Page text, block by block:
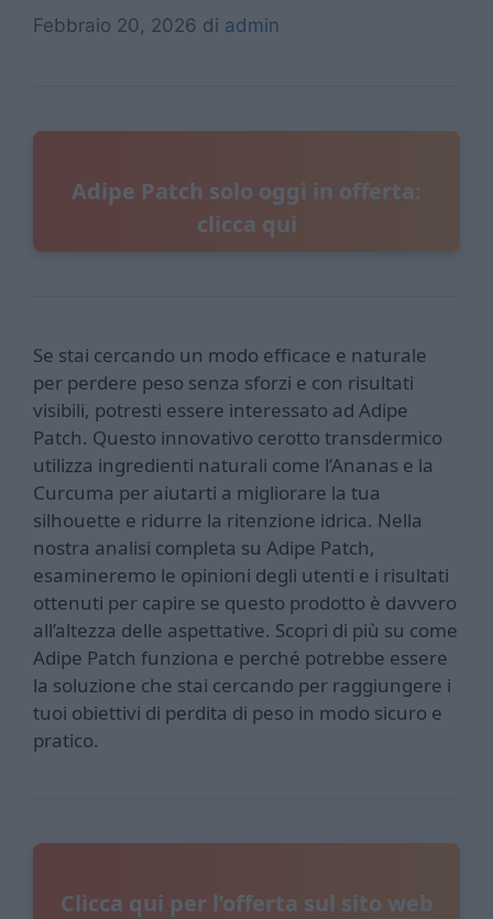
Febbraio 20, 2026 di admin
Adipe Patch solo oggi in offerta:
clicca qui
Se stai cercando un modo efficace e naturale
per perdere peso senza sforzi e con risultati
visibili, potresti essere interessato ad Adipe
Patch. Questo innovativo cerotto transdermico
utilizza ingredienti naturali come l’Ananas e la
Curcuma per aiutarti a migliorare la tua
silhouette e ridurre la ritenzione idrica. Nella
nostra analisi completa su Adipe Patch,
esamineremo le opinioni degli utenti e i risultati
ottenuti per capire se questo prodotto è davvero
all’altezza delle aspettative. Scopri di più su come
Adipe Patch funziona e perché potrebbe essere
la soluzione che stai cercando per raggiungere i
tuoi obiettivi di perdita di peso in modo sicuro e
pratico.
Clicca qui per l’offerta sul sito web